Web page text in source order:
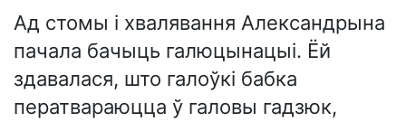
Ад стомы і хвалявання Александрына
пачала бачыць галюцынацыі. Ёй
здавалася, што галоўкі бабка
ператвараюцца ў галовы гадзюк,